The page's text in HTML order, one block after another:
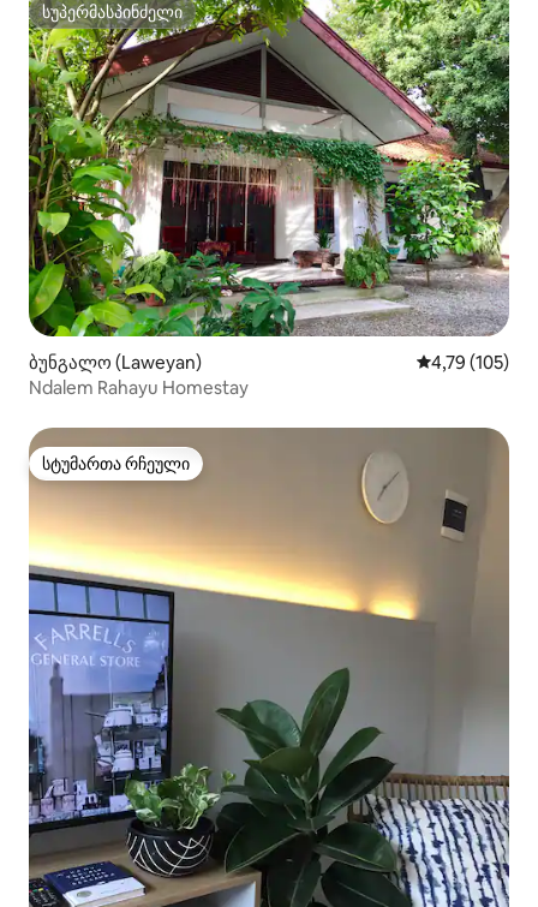
სუპერმასპინძელი
სუპერმასპინძელი
ბუნგალო (Laweyan) საშუალო
4,79 (105)
Ndalem Rahayu Homestay
სტუმართა რჩეული
სტუმართა რჩეული